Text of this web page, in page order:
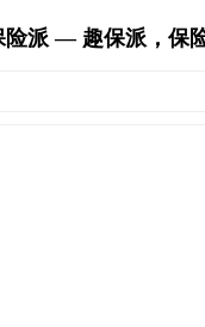
险派 — 趣保派，保